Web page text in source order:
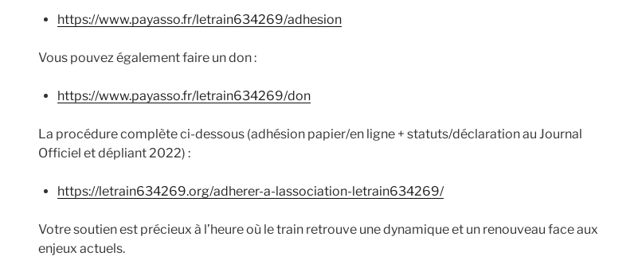
https://www.payasso.fr/letrain634269/adhesion
Vous pouvez également faire un don :
https://www.payasso.fr/letrain634269/don
La procédure complète ci-dessous (adhésion papier/en ligne + statuts/déclaration au Journal
Officiel et dépliant 2022) :
https://letrain634269.org/adherer-a-lassociation-letrain634269/
Votre soutien est précieux à l’heure où le train retrouve une dynamique et un renouveau face aux
enjeux actuels.